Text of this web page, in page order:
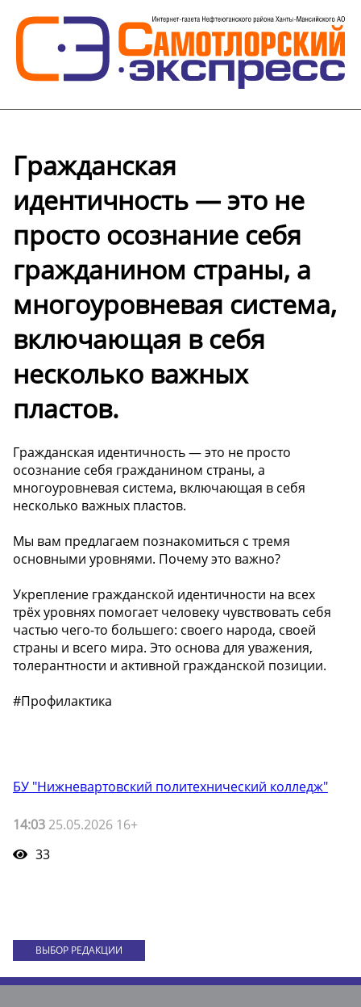
Гражданская
идентичность — это не
просто осознание себя
гражданином страны, а
многоуровневая система,
включающая в себя
несколько важных
пластов.
Гражданская идентичность — это не просто
осознание себя гражданином страны, а
многоуровневая система, включающая в себя
несколько важных пластов.
Мы вам предлагаем познакомиться с тремя
основными уровнями. Почему это важно?
Укрепление гражданской идентичности на всех
трёх уровнях помогает человеку чувствовать себя
частью чего-то большего: своего народа, своей
страны и всего мира. Это основа для уважения,
толерантности и активной гражданской позиции.
#Профилактика
БУ "Нижневартовский политехнический колледж"
14:03 25.05.2026 16+
33
ВЫБОР РЕДАКЦИИ